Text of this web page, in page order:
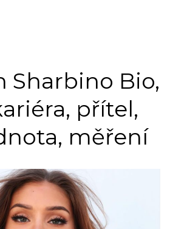
Sharbino Bio,
přítel,
měření